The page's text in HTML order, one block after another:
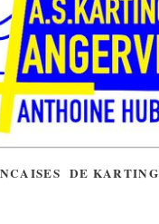
DE KARTING